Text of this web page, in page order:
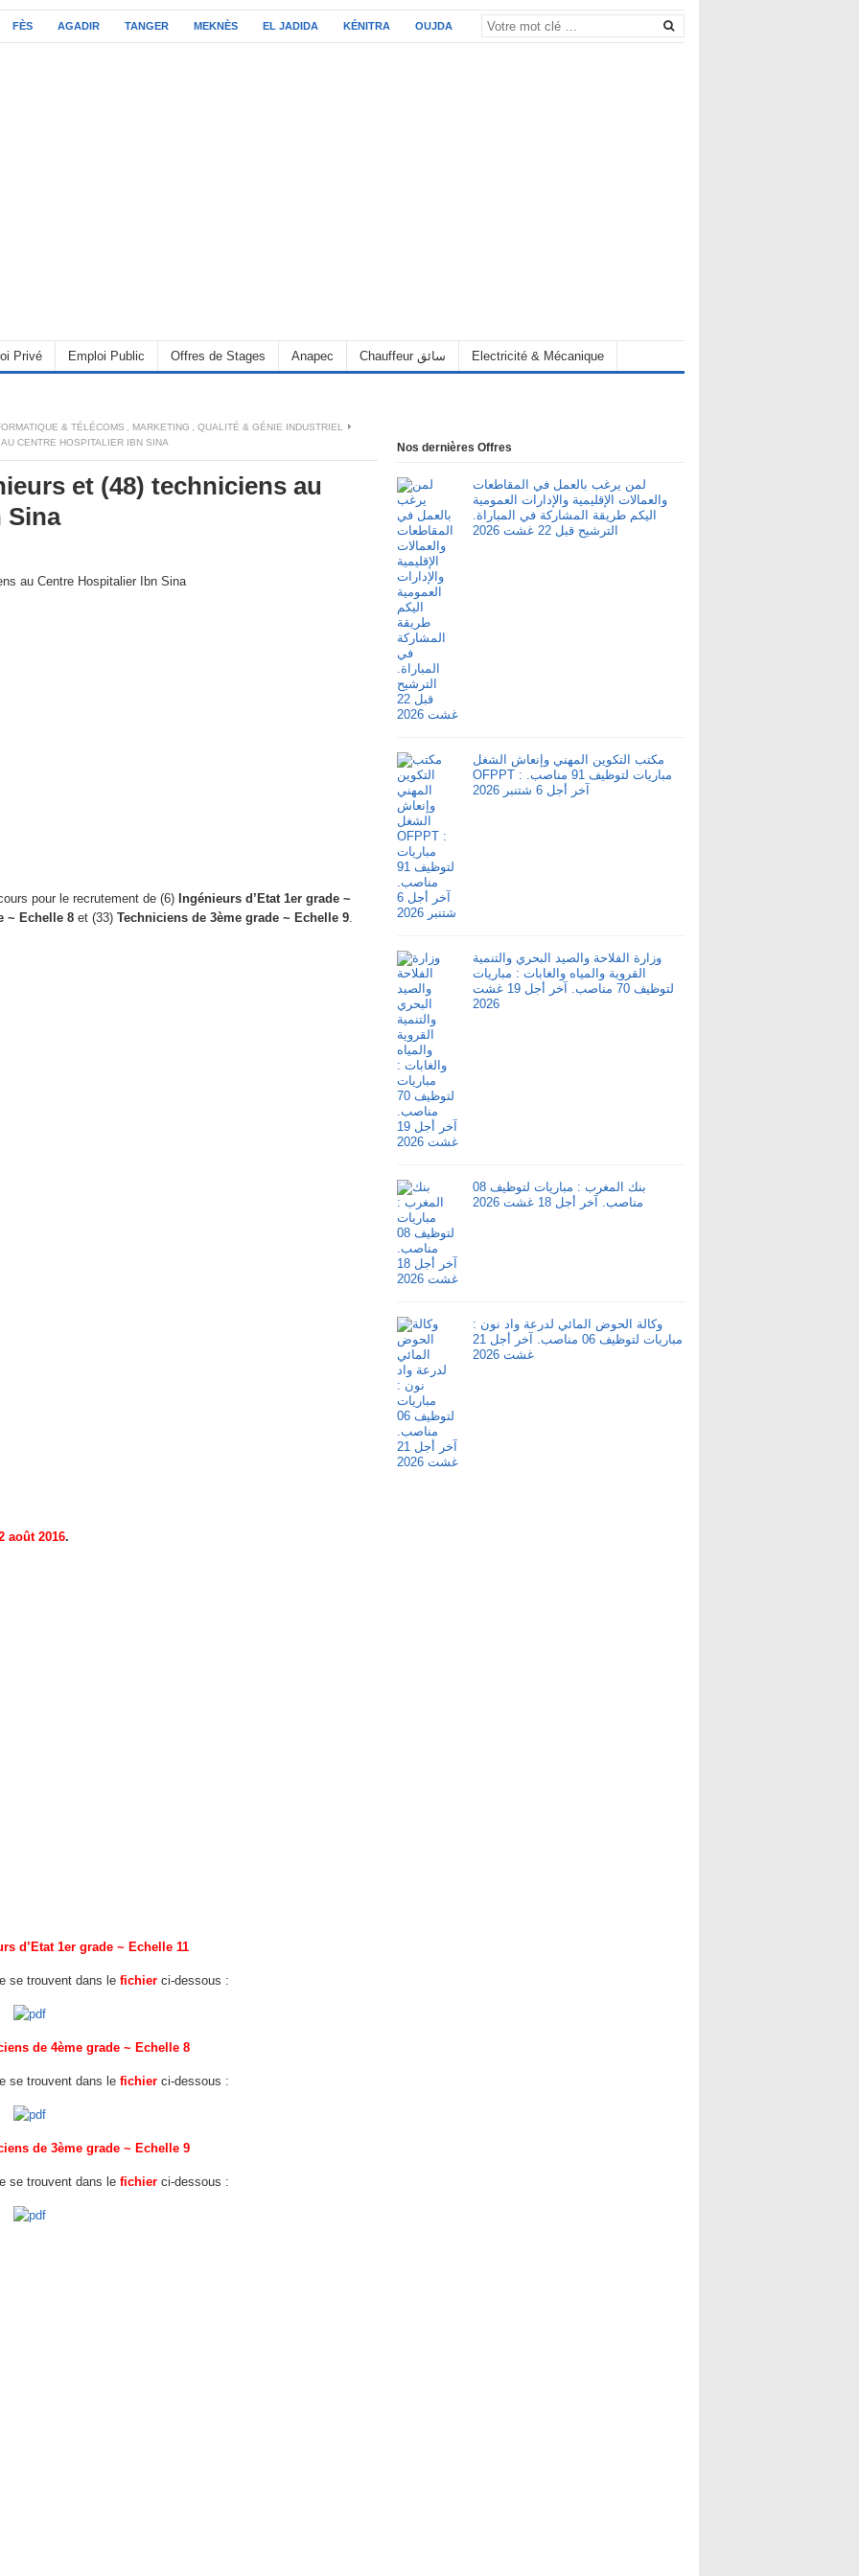
FÈS AGADIR TANGER MEKNÈS EL JADIDA KÉNITRA OUJDA
Privé Emploi Public Offres de Stages Anapec Chauffeur سائق Electricité & Mécanique
& TÉLÉCOMS MARKETING
QUALITÉ & GÉNIE INDUSTRIEL
CENTRE HOSPITALIER IBN SINA
et (48) techniciens au
Sina
pour le recrutement de (6) Ingénieurs d’Etat 1er grade ~
~ Echelle 8 et (33) Techniciens de 3ème grade ~ Echelle 9.
août 2016.
d’Etat 1er grade ~ Echelle 11
se trouvent dans le fichier ci-dessous :
de 4ème grade ~ Echelle 8
se trouvent dans le fichier ci-dessous :
de 3ème grade ~ Echelle 9
se trouvent dans le fichier ci-dessous :
Nos dernières Offres
لمن يرغب بالعمل في المقاطعات
والعمالات الإقليمية والإدارات العمومية
اليكم طريقة المشاركة في المباراة.
الترشيح قبل 22 غشت 2026
مكتب التكوين المهني وإنعاش الشغل
OFPPT : مباريات لتوظيف 91 مناصب.
آخر أجل 6 شتنبر 2026
وزارة الفلاحة والصيد البحري والتنمية
القروية والمياه والغابات : مباريات
لتوظيف 70 مناصب. آخر أجل 19 غشت
2026
بنك المغرب : مباريات لتوظيف 08
مناصب. آخر أجل 18 غشت 2026
وكالة الحوض المائي لدرعة واد نون :
مباريات لتوظيف 06 مناصب. آخر أجل 21
غشت 2026